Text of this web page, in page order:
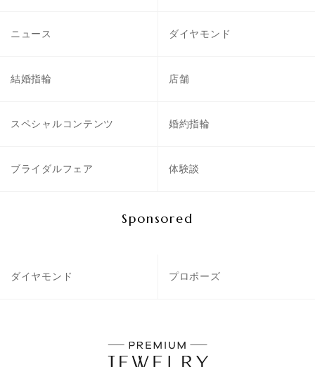
ニュース ダイヤモンド
結婚指輪 店舗
スペシャルコンテンツ 婚約指輪
ブライダルフェア 体験談
Sponsored
ダイヤモンド プロポーズ